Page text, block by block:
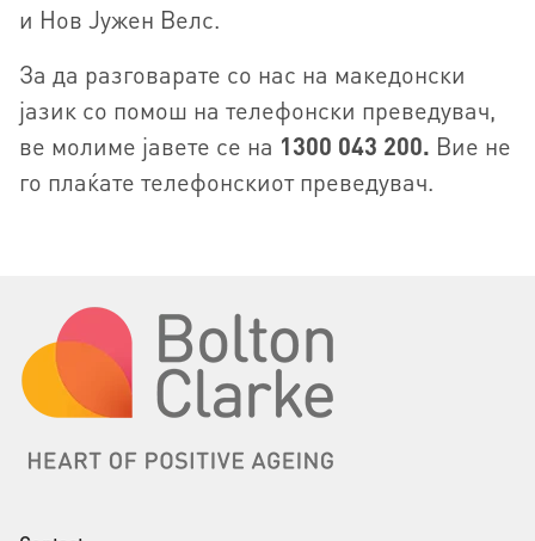
и Нов Јужен Велс.
За да разговарате со нас на македонски
јазик со помош на телефонски преведувач,
ве молиме јавете се на 1300 043 200. Вие не
го плаќате телефонскиот преведувач.